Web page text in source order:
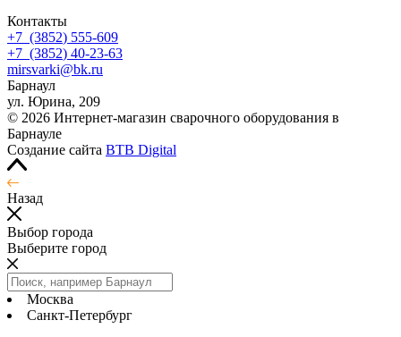
Контакты
+7 (3852) 555-609
+7 (3852) 40-23-63
mirsvarki@bk.ru
Барнаул
ул. Юрина, 209
© 2026 Интернет-магазин сварочного оборудования в
Барнауле
Создание сайта BTB Digital
Назад
Выбор города
Выберите город
Москва
Санкт-Петербург